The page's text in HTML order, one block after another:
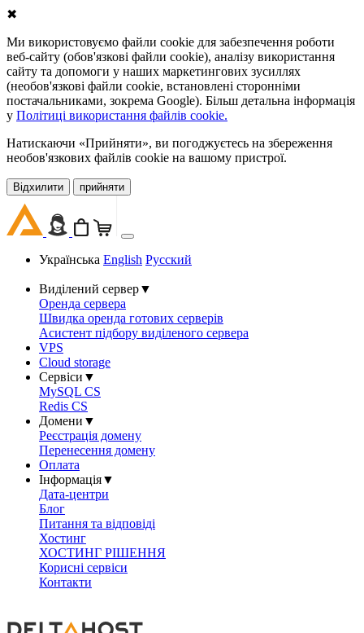
✖
Ми використовуємо файли cookie для забезпечення роботи
веб-сайту (обов'язкові файли cookie), аналізу використання
сайту та допомоги у наших маркетингових зусиллях
(необов'язкові файли cookie, встановлені сторонніми
постачальниками, зокрема Google). Більш детальна інформація
у Політиці використання файлів cookie.
Натискаючи «Прийняти», ви погоджуєтесь на збереження
необов'язкових файлів cookie на вашому пристрої.
Відхилити прийняти
Українська English Русский
Виділений сервер▼
Оренда сервера
Швидка оренда готових серверів
Асистент підбору виділеного сервера
VPS
Cloud storage
Сервіси ▼
MySQL CS
Redis CS
Домени ▼
Реєстрація домену
Перенесення домену
Оплата
Інформація▼
Дата-центри
Блог
Питання та відповіді
Хостинг
ХОСТИНГ РІШЕННЯ
Корисні сервіси
Контакти